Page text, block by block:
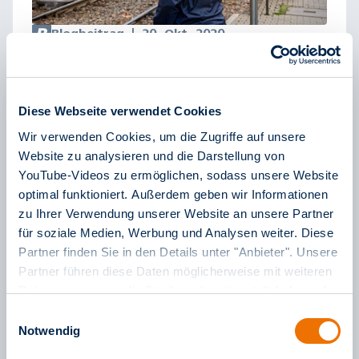
Diese Webseite verwendet Cookies
Wir verwenden Cookies, um die Zugriffe auf unsere
Website zu analysieren und die Darstellung von
YouTube-Videos zu ermöglichen, sodass unsere Website
optimal funktioniert. Außerdem geben wir Informationen
zu Ihrer Verwendung unserer Website an unsere Partner
für soziale Medien, Werbung und Analysen weiter. Diese
Partner finden Sie in den Details unter "Anbieter". Unsere
Partner führen diese Daten möglicherweise mit weiteren
Daten zusammen, die Sie ihnen bereitgestellt haben oder
haben. Weitere Informationen finden Sie in unserem
Notwendig
Blogbeitrag | 20. Okt. 2020
Erfolgsstory
Erst einen Monat im Job und schon Thema
eines Blogbeitrags: Esther Heitkamp hat bei der
rnv eine bemerkenswerte berufliche
Entwicklung durchlaufen und ist eigentlich erst
am Anfang ihrer Karriere. Was die junge
Ingenieurin für Verkehrstechnik bei der rnv
macht und wie genau sie zu ihrem Job kam,
darüber haben wir mit ihr für diesen Blog
gesprochen.
mehr lesen